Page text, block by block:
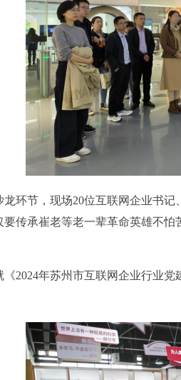
节，现场20位互联网企业书记
要传承崔老等老一辈革命英雄不
年苏州市互联网企业行业党